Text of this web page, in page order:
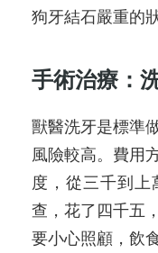
狗牙結石嚴重的
手術治療：
獸醫洗牙是標準
風險較高。費用
度，從三千到上
查，花了四千五
要小心照顧，飲